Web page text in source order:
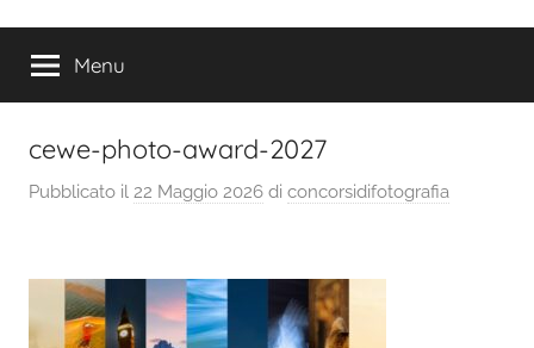
Menu
cewe-photo-award-2027
Pubblicato il 22 Maggio 2026 di concorsidifotografia